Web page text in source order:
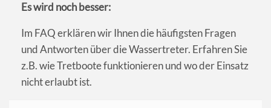
Es wird noch besser:
Im FAQ erklären wir Ihnen die häufigsten Fragen
und Antworten über die Wassertreter. Erfahren Sie
z.B. wie Tretboote funktionieren und wo der Einsatz
nicht erlaubt ist.